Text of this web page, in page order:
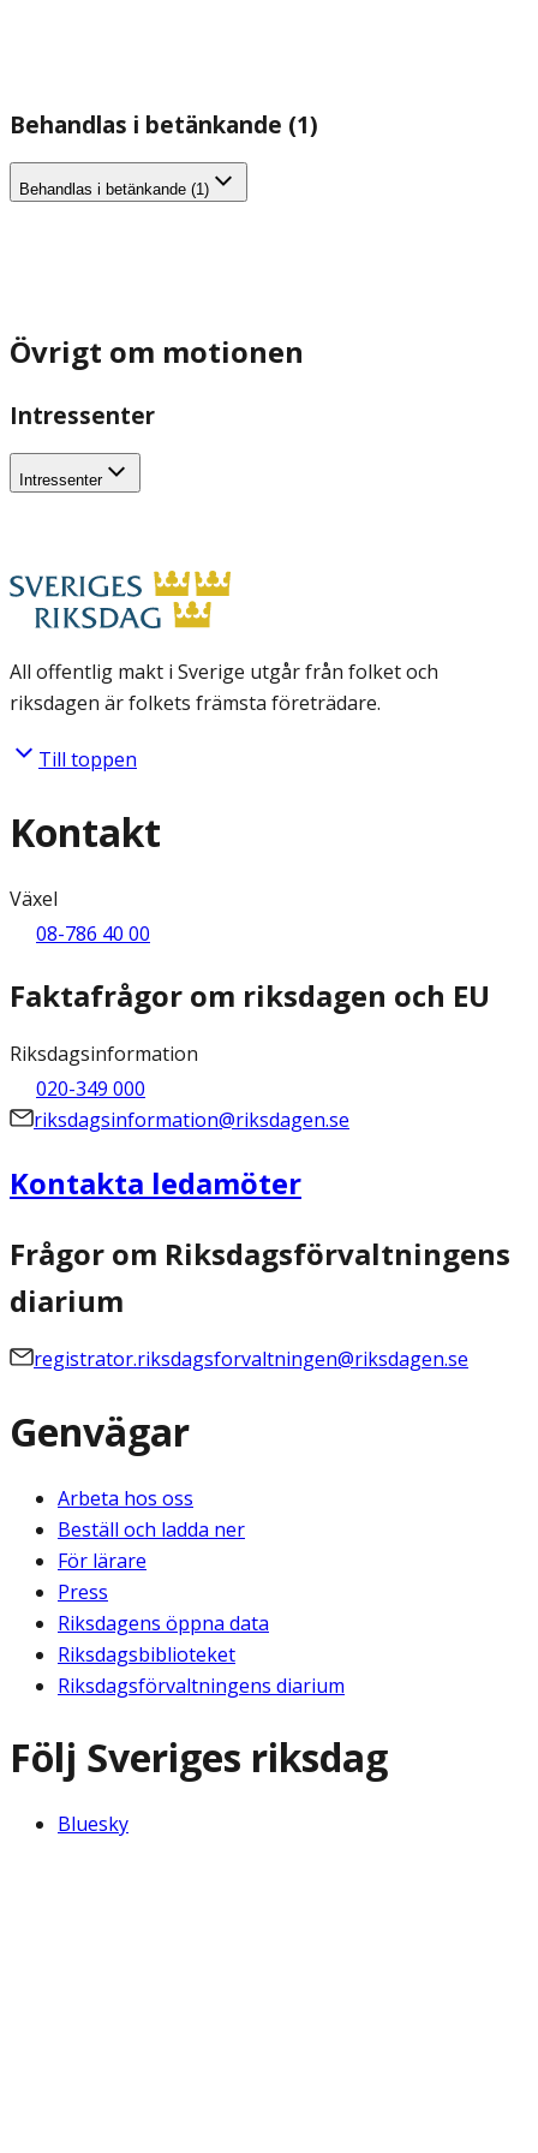
Behandlas i betänkande (1)
Behandlas i betänkande (1)
Övrigt om motionen
Intressenter
Intressenter
All offentlig makt i Sverige utgår från folket och
riksdagen är folkets främsta företrädare.
Till toppen
Kontakt
Växel
08-786 40 00
Faktafrågor om riksdagen och EU
Riksdagsinformation
020-349 000
riksdagsinformation@riksdagen.se
Kontakta ledamöter
Frågor om Riksdagsförvaltningens
diarium
registrator.riksdagsforvaltningen@riksdagen.se
Genvägar
Arbeta hos oss
Beställ och ladda ner
För lärare
Press
Riksdagens öppna data
Riksdagsbiblioteket
Riksdagsförvaltningens diarium
Följ Sveriges riksdag
Bluesky